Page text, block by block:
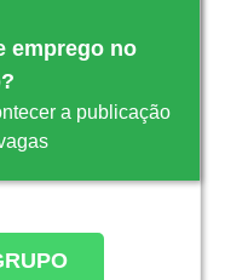
emprego no
a publicação